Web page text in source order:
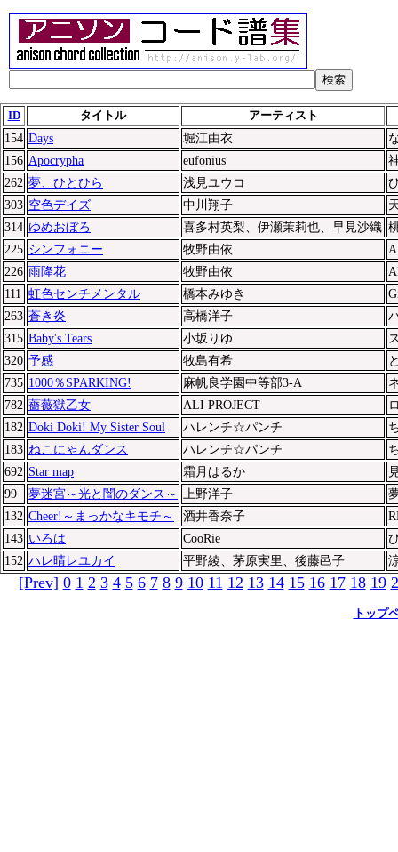
検索
ID タイトル アーティスト
154 Days 堀江由衣
156 Apocrypha eufonius
262 夢、ひとひら 浅見ユウコ
303 空色デイズ 中川翔子
314 ゆめおぼろ 喜多村英梨、伊瀬茉莉也、早見沙織
225 シンフォニー 牧野由依
226 雨降花 牧野由依
111 虹色センチメンタル 橋本みゆき
263 蒼き炎 高橋洋子
315 Baby's Tears 小坂りゆ
320 予感 牧島有希
735 1000％SPARKING! 麻帆良学園中等部3-A
782 薔薇獄乙女 ALI PROJECT
182 Doki Doki! My Sister Soul ハレンチ☆パンチ
183 ねこにゃんダンス ハレンチ☆パンチ
692 Star map 霜月はるか
99
夢迷宮～光と闇のダンス～ 上野洋子
132 Cheer!～まっかなキモチ～ 酒井香奈子
143 いろは CooRie
152 ハレ晴レユカイ 平野綾、茅原実里、後藤邑子
[Prev] 0 1 2 3 4 5 6 7 8 9 10 11 12 13 14 15 16 17 18 19
トップ